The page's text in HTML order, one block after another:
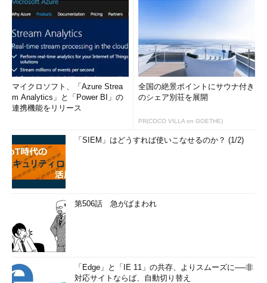
マイクロソフト、「Azure Strea
m Analytics」と「Power BI」の
連携機能をリリース
全国の絶景ポイントにサウナ付き
のシェア別荘を展開
PR(COCO VILLA on GOETHE)
「SIEM」はどうすれば使いこなせるのか？ (1/2)
第506話 急がばまわれ
「Edge」と「IE 11」の共存、よりスムーズに──非
対応サイトならば、自動切り替え